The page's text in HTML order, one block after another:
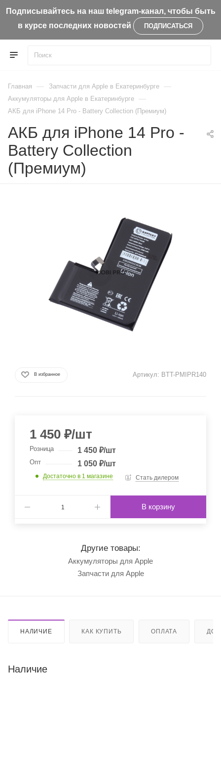
Подписывайтесь на наш telegram-канал, чтобы быть
в курсе последних новостей
ПОДПИСАТЬСЯ
Главная — Запчасти для Apple в Екатеринбурге —
Aккумуляторы для Apple в Екатеринбурге —
АКБ для iPhone 14 Pro - Battery Collection (Премиум)
АКБ для iPhone 14 Pro -
Battery Collection
(Премиум)
В избранное Артикул: BTT-PMIPR140
1 450 ₽/шт
Розница 1 450 ₽/шт
Опт 1 050 ₽/шт
Достаточно в 1 магазине Стать дилером
В корзину
Другие товары:
Аккумуляторы для Apple
Запчасти для Apple
НАЛИЧИЕ КАК КУПИТЬ ОПЛАТА
Наличие